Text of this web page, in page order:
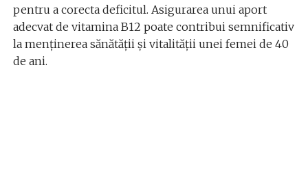
pentru a corecta deficitul. Asigurarea unui aport
adecvat de vitamina B12 poate contribui semnificativ
la menținerea sănătății și vitalității unei femei de 40
de ani.